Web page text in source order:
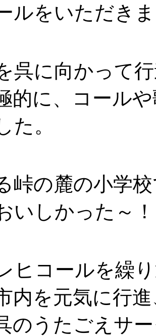
ルをいただき
呉に向かって
的に、コール
た。
峠の麓の小学
いしかった～！
ヒコールを繰
内を元気に行
のうたごえサ